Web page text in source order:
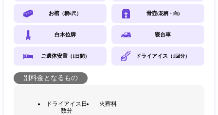
お棺 （桐6尺） 骨壺(花柄・白)
白木位牌 寝台車
ご遺体安置（1日間） ドライアイス （1回分）
別料金となるもの
ドライアイス日
数分
火葬料